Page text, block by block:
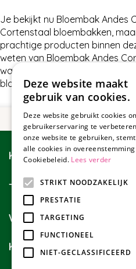
Je bekijkt nu Bloembak Andes
Cortenstaal bloembakken,
prachtige producten binnen
weten van Bloembak Andes
wat wij nog meer te bieden
bloembakken, neem dan
Klantenservice
Tuincollectie
Wie zijn wij?
Klanten geven ons
Deze website maakt
gebruik van cookies.
Deze website gebruikt cookies
gebruikerservaring te
onze website te gebruiken,
alle cookies in
Cookiebeleid. Lees verder
STRIKT NOODZAKELIJK
PRESTATIE
TARGETING
FUNCTIONEEL
NIET-GECLASSIFICEERD